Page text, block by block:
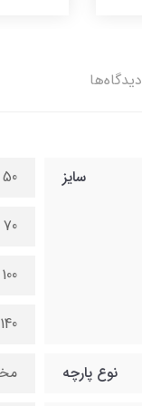
دیدگاه‌ها
سایز 50 در 70 سانتی متر
70 در 100 سانتی متر
100 در 140 سانتی متر
140 در 200 سانتی متر
نوع پارچه